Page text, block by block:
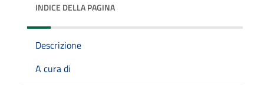
INDICE DELLA PAGINA
Descrizione
A cura di